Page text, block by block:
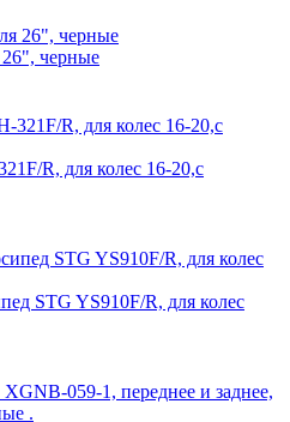
черные
R, для колес 16-20,с
STG YS910F/R, для колес